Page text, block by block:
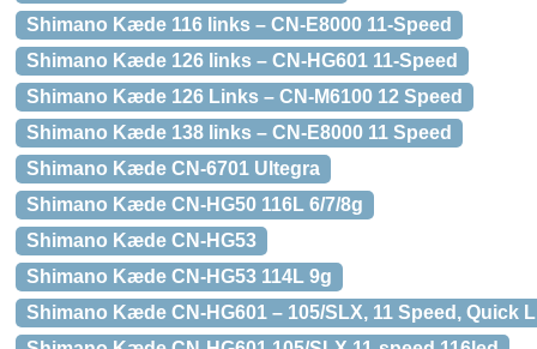
Shimano Kæde 116 links – CN-E8000 11-Speed
Shimano Kæde 126 links – CN-HG601 11-Speed
Shimano Kæde 126 Links – CN-M6100 12 Speed
Shimano Kæde 138 links – CN-E8000 11 Speed
Shimano Kæde CN-6701 Ultegra
Shimano Kæde CN-HG50 116L 6/7/8g
Shimano Kæde CN-HG53
Shimano Kæde CN-HG53 114L 9g
Shimano Kæde CN-HG601 – 105/SLX, 11 Speed, Quick